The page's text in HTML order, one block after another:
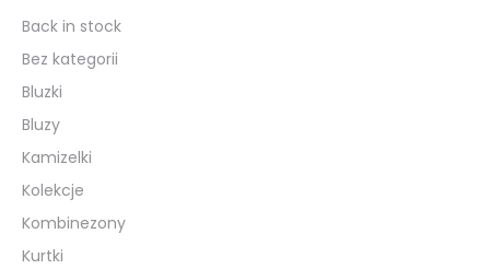
Back in stock
Bez kategorii
Bluzki
Bluzy
Kamizelki
Kolekcje
Kombinezony
Kurtki